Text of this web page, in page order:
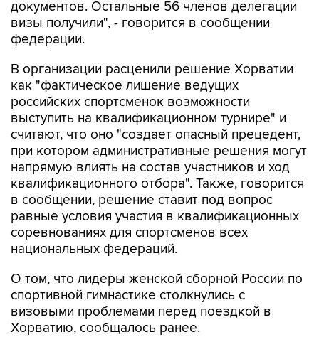
документов. Остальные 56 членов делегации
визы получили", - говорится в сообщении
федерации.
В организации расценили решение Хорватии
как "фактическое лишение ведущих
российских спортсменок возможности
выступить на квалификационном турнире" и
считают, что оно "создает опасный прецедент,
при котором административные решения могут
напрямую влиять на состав участников и ход
квалификационного отбора". Также, говорится
в сообщении, решение ставит под вопрос
равные условия участия в квалификационных
соревнованиях для спортсменов всех
национальных федераций.
О том, что лидеры женской сборной России по
спортивной гимнастике столкнулись с
визовыми проблемами перед поездкой в
Хорватию, сообщалось ранее.